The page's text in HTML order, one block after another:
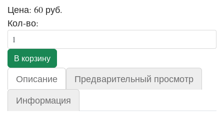
Цена: 60 руб.
Кол-во:
Описание
Предварительный просмотр
Информация